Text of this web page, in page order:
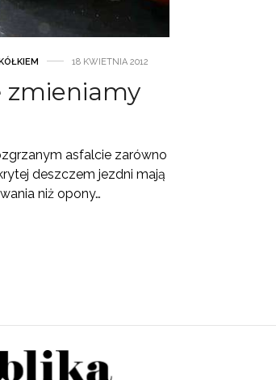
18 KWIETNIA 2012
zmieniamy
asfalcie zarówno
deszczem jezdni mają
niż opony…